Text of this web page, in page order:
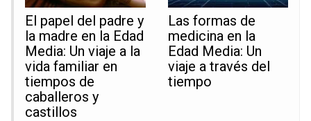
El papel del padre y
la madre en la Edad
Media: Un viaje a la
vida familiar en
tiempos de
caballeros y
castillos
Las formas de
medicina en la
Edad Media: Un
viaje a través del
tiempo